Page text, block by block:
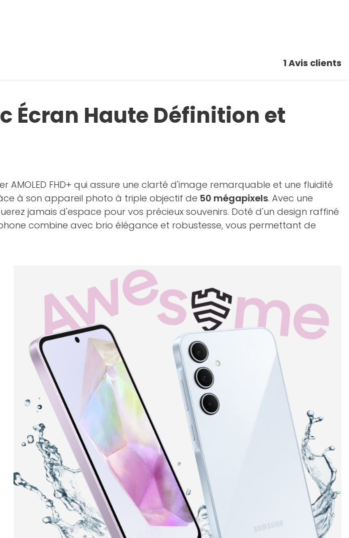
1Avis clients
Écran Haute Définition et
AMOLED FHD+ qui assure une clarté d'image remarquable et une fluidité
à son appareil photo à triple objectif de 50 mégapixels. Avec une
jamais d'espace pour vos précieux souvenirs. Doté d'un design raffiné
combine avec brio élégance et robustesse, vous permettant de